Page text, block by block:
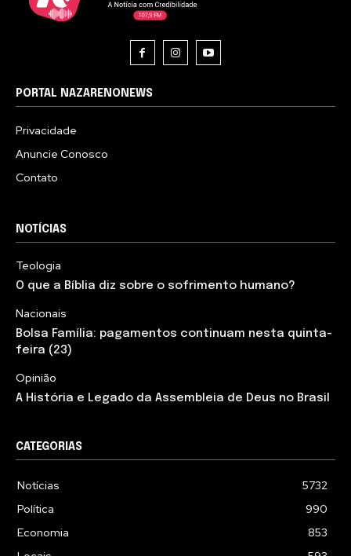
PORTAL NAZARENONEWS
Privacidade
Anuncie Conosco
Contato
NOTÍCIAS
Teologia
O que a Bíblia diz sobre o sofrimento humano?
Nacionais
Bolsa Família: pagamentos continuam nesta quinta-
feira (23)
Opinião
A História e Legado da Assembleia de Deus no Brasil
CATEGORIAS
Notícias
5732
Política
990
Economia
853